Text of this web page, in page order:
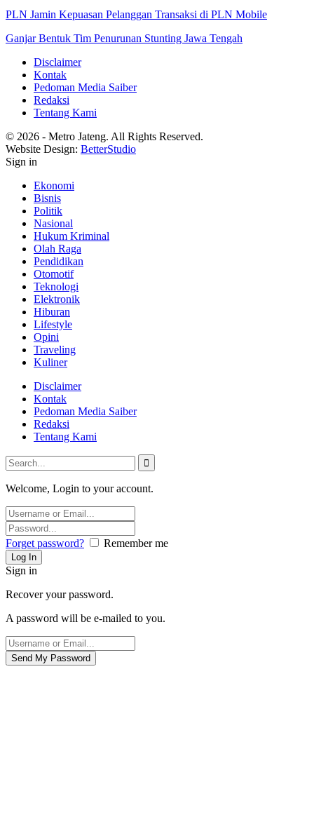
PLN Jamin Kepuasan Pelanggan Transaksi di PLN Mobile
Ganjar Bentuk Tim Penurunan Stunting Jawa Tengah
Disclaimer
Kontak
Pedoman Media Saiber
Redaksi
Tentang Kami
© 2026 - Metro Jateng. All Rights Reserved.
Website Design: BetterStudio
Sign in
Ekonomi
Bisnis
Politik
Nasional
Hukum Kriminal
Olah Raga
Pendidikan
Otomotif
Teknologi
Elektronik
Hiburan
Lifestyle
Opini
Traveling
Kuliner
Disclaimer
Kontak
Pedoman Media Saiber
Redaksi
Tentang Kami
Welcome, Login to your account.
Forget password? Remember me
Sign in
Recover your password.
A password will be e-mailed to you.